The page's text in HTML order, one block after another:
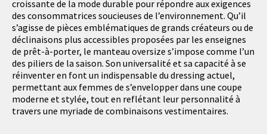
croissante de la mode durable pour répondre aux exigences
des consommatrices soucieuses de l’environnement. Qu’il
s’agisse de pièces emblématiques de grands créateurs ou de
déclinaisons plus accessibles proposées par les enseignes
de prêt-à-porter, le manteau oversize s’impose comme l’un
des piliers de la saison. Son universalité et sa capacité à se
réinventer en font un indispensable du dressing actuel,
permettant aux femmes de s’envelopper dans une coupe
moderne et stylée, tout en reflétant leur personnalité à
travers une myriade de combinaisons vestimentaires.